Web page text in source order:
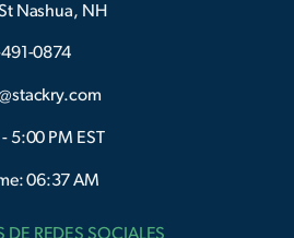
Nashua, NH
0874
5:00 PM EST
06:37 AM
DE REDES SOCIALES